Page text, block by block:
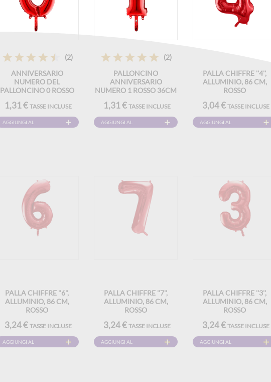
(2)
ANNIVERSARIO
NUMERO DEL
PALLONCINO 0 ROSSO
1,31 €TASSE INCLUSE
AGGIUNGI AL
(2)
PALLONCINO
ANNIVERSARIO
NUMERO 1 ROSSO 36CM
1,31 €TASSE INCLUSE
AGGIUNGI AL
PALLA CHIFFRE ''4'',
ALLUMINIO, 86 CM,
ROSSO
3,04 €TASSE INCLUSE
AGGIUNGI AL
PALLA CHIFFRE ''6'',
ALLUMINIO, 86 CM,
ROSSO
3,24 €TASSE INCLUSE
AGGIUNGI AL
PALLA CHIFFRE ''7'',
ALLUMINIO, 86 CM,
ROSSO
3,24 €TASSE INCLUSE
AGGIUNGI AL
PALLA CHIFFRE ''3'',
ALLUMINIO, 86 CM,
ROSSO
3,24 €TASSE INCLUSE
AGGIUNGI AL